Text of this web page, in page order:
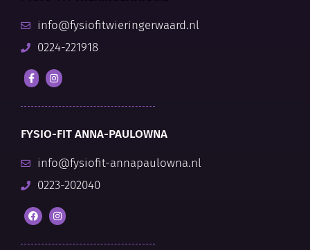
info@fysiofitwieringerwaard.nl
0224-221918
FYSIO-FIT ANNA-PAULOWNA
info@fysiofit-annapaulowna.nl
0223-202040